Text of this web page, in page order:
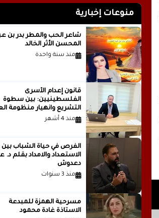
منوعات إخبارية
شاعر الحب والمطر بدر
المحسن الأثر الخالد
منذ سنة واحدة
قانون إعدام الأسرى
الفلسطينيين: بين سطوة
التشريع وانهيار منظومة
الدولية...بقلم الدكتور وسيم
منذ 4 أشهر
الفرص في حياة الشباب بين
الاستعداد والامداد
دعدوش
منذ 3 سنوات
مسرحية الهمزة للمبدعة
الاستاذة غادة محمود